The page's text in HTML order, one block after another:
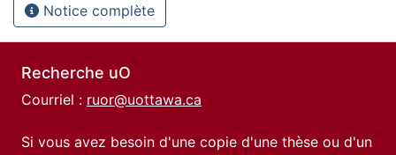
Notice complète
Recherche uO
Courriel : ruor@uottawa.ca
Si vous avez besoin d'une copie d'une thèse ou d'un